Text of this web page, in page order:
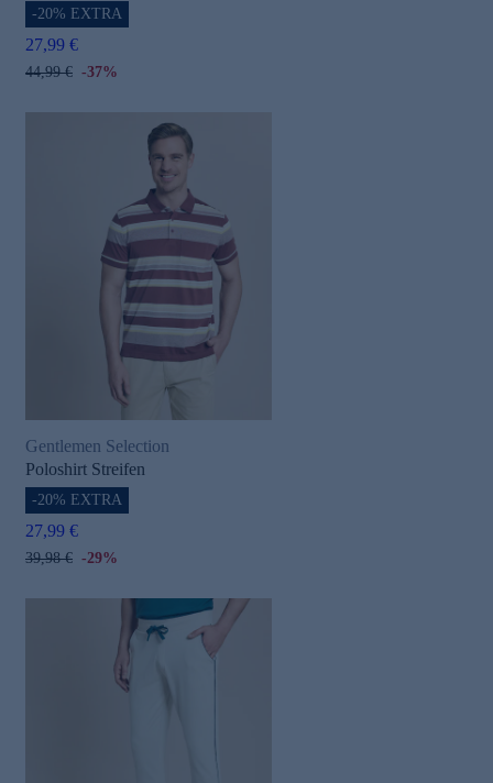
-20% EXTRA
27,99 €
44,99 € -37%
Gentlemen Selection
Poloshirt Streifen
-20% EXTRA
27,99 €
39,98 € -29%